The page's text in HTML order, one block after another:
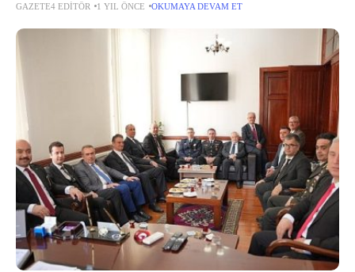
başı olarak ben Tahran'ı terk etmedim ve bu haberler doğru
GAZETE4 EDITÖR 1 YIL ÖNCE OKUMAYA DEVAM ET